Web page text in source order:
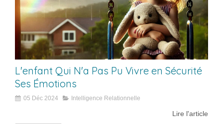
L'enfant Qui N'a Pas Pu Vivre en Sécurité
Ses Émotions
05 Déc 2024 Intelligence Relationnelle
Lire l'article